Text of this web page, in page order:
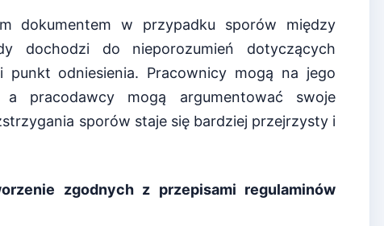
dokumentem w przypadku sporów między
dochodzi do nieporozumień dotyczących
punkt odniesienia. Pracownicy mogą na jego
pracodawcy mogą argumentować swoje
sporów staje się bardziej przejrzysty i
zgodnych z przepisami regulaminów